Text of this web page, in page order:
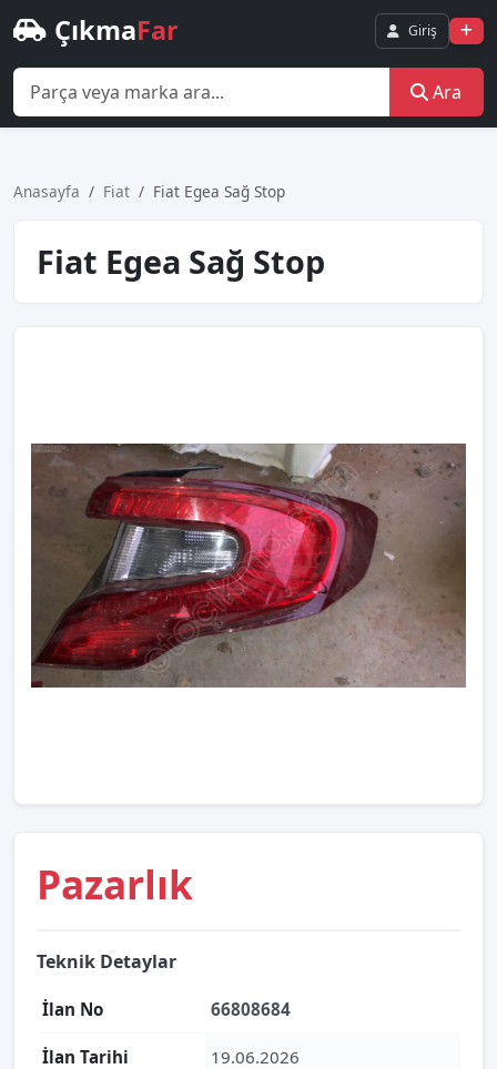
ÇıkmaFar Giriş
Ara
Anasayfa Fiat Fiat Egea Sağ Stop
Fiat Egea Sağ Stop
Pazarlık
Teknik Detaylar
İlan No 66808684
İlan Tarihi 19.06.2026